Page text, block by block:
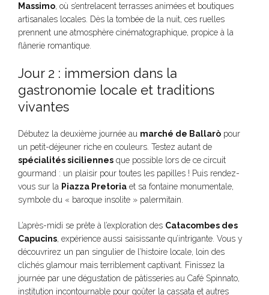
Massimo, où s’entrelacent terrasses animées et boutiques
artisanales locales. Dès la tombée de la nuit, ces ruelles
prennent une atmosphère cinématographique, propice à la
flânerie romantique.
Jour 2 : immersion dans la
gastronomie locale et traditions
vivantes
Débutez la deuxième journée au marché de Ballarò pour
un petit-déjeuner riche en couleurs. Testez autant de
spécialités siciliennes que possible lors de ce circuit
gourmand : un plaisir pour toutes les papilles ! Puis rendez-
vous sur la Piazza Pretoria et sa fontaine monumentale,
symbole du « baroque insolite » palermitain.
L’après-midi se prête à l’exploration des Catacombes des
Capucins, expérience aussi saisissante qu’intrigante. Vous y
découvrirez un pan singulier de l’histoire locale, loin des
clichés glamour mais terriblement captivant. Finissez la
journée par une dégustation de pâtisseries au Café Spinnato,
institution incontournable pour goûter la cassata et autres